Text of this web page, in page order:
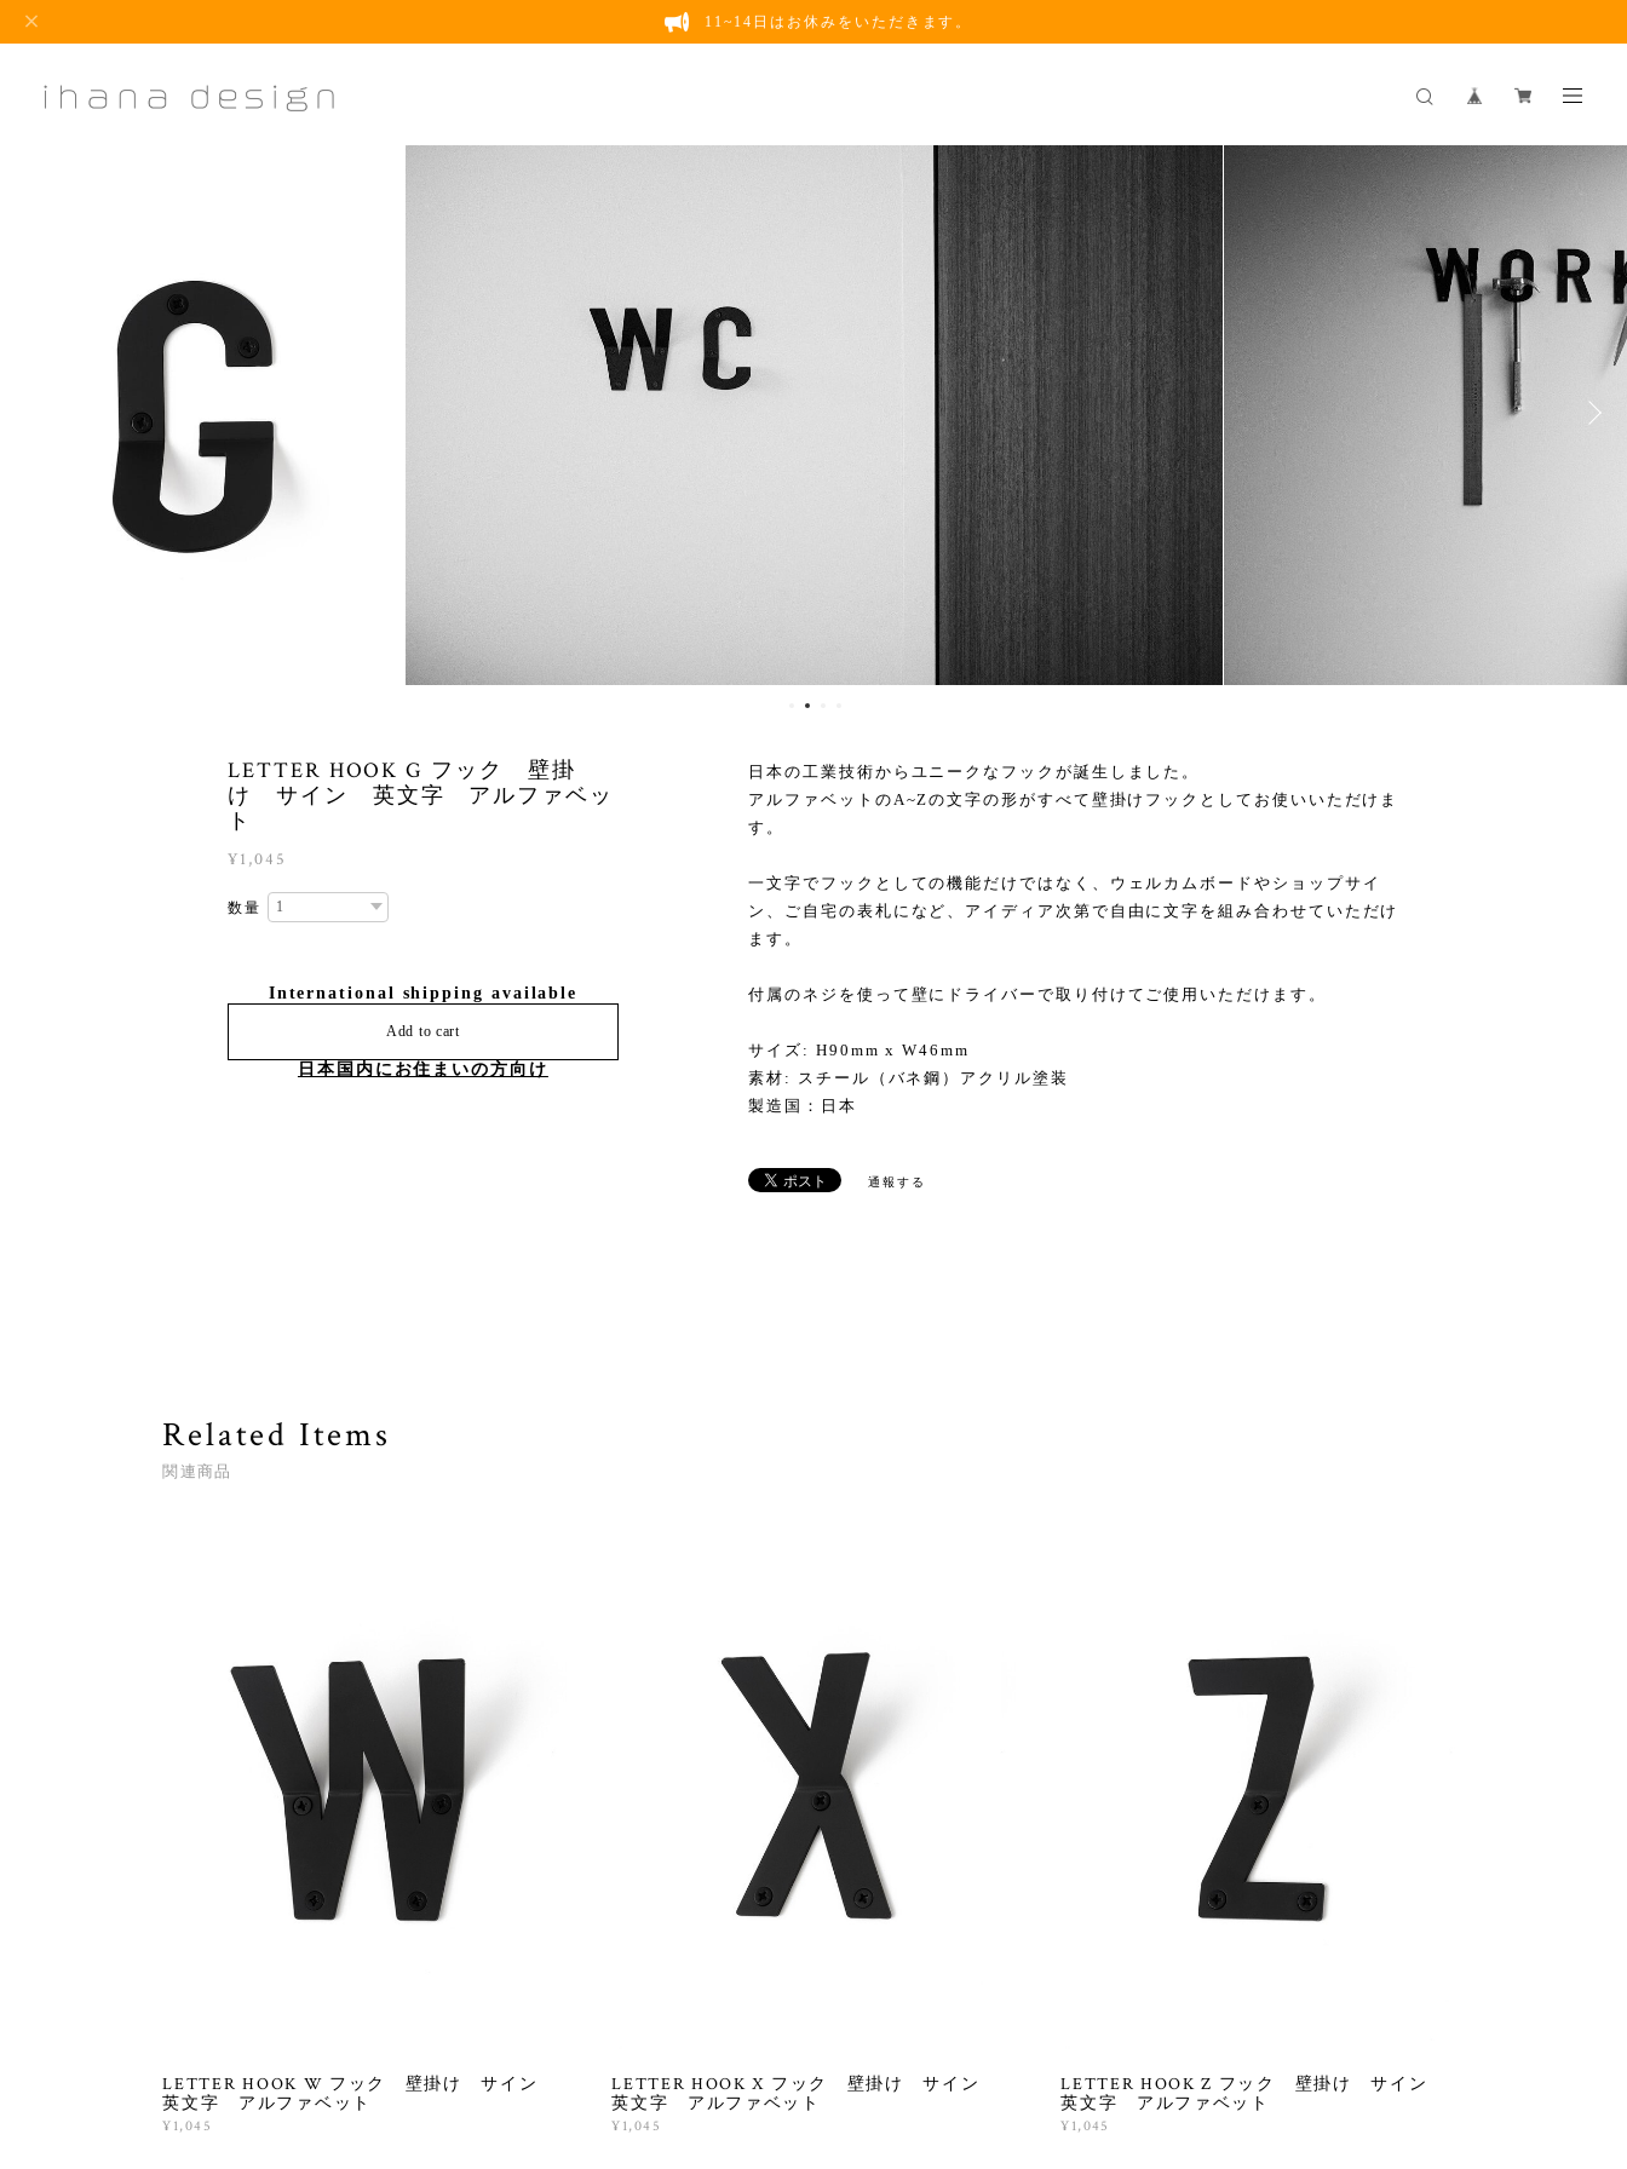
11~14日はお休みをいただきます。
LETTER HOOK G フック 壁掛
け サイン 英文字 アルファベッ
ト
¥1,045
数量
International shipping available
Add to cart
日本国内にお住まいの方向け
日本の工業技術からユニークなフックが誕生しました。
アルファベットのA~Zの文字の形がすべて壁掛けフックとしてお使いいただけま
す。
一文字でフックとしての機能だけではなく、ウェルカムボードやショップサイ
ン、ご自宅の表札になど、アイディア次第で自由に文字を組み合わせていただけ
ます。
付属のネジを使って壁にドライバーで取り付けてご使用いただけます。
サイズ: H90mm x W46mm
素材: スチール（バネ鋼）アクリル塗装
製造国：日本
通報する
Related Items
関連商品
LETTER HOOK W フック 壁掛け サイン
英文字 アルファベット
¥1,045
LETTER HOOK X フック 壁掛け サイン
英文字 アルファベット
¥1,045
LETTER HOOK Z フック 壁掛け サイン
英文字 アルファベット
¥1,045